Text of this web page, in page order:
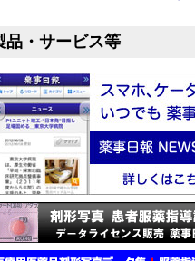
品・サービス等